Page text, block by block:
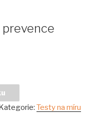
Testy na míru